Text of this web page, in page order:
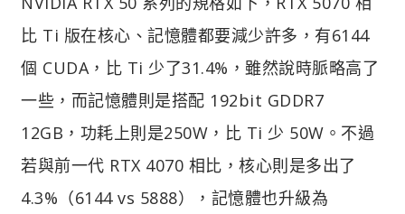
比 Ti 版在核心、記憶體都要減少許多，有6144
個 CUDA，比 Ti 少了31.4%，雖然說時脈略高了
一些，而記憶體則是搭配 192bit GDDR7
12GB，功耗上則是250W，比 Ti 少 50W。不過
若與前一代 RTX 4070 相比，核心則是多出了
4.3%（6144 vs 5888），記憶體也升級為